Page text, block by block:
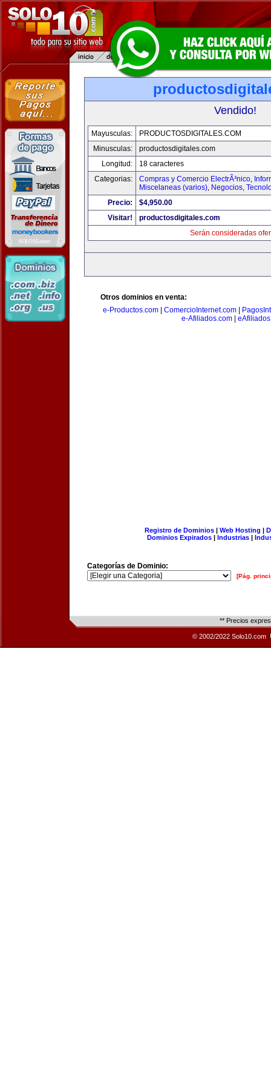
Vendido!
Mayusculas:
PRODUCTOSDIGITALES.COM
Minusculas:
productosdigitales.com
Longitud:
18 caracteres
Categorias:
Compras y Comercio ElectrÃ³nico,
Miscelaneas (varios), Negocios,
Precio:
$4,950.00
Visitar!
productosdigitales.com
Serán consideradas
Otros dominios en venta:
e-Productos.com
ComercioInternet.com
e-Afiliados.com|
Registro de Dominios| Web Hosting |
Dominios Expirados | Industrias |
Categorías de Dominio:
[Pág.
** Precios
© 2002/2022 Solo10.com